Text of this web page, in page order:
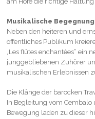
Musikalische
Neben den heiteren und
öffentliches Publikum
„Les flûtes enchantées“ ein
junggebliebenen Zuhörer
musikalischen Erlebnissen
Die Klänge der barocken
In Begleitung vom
Bewegung laden zu dieser